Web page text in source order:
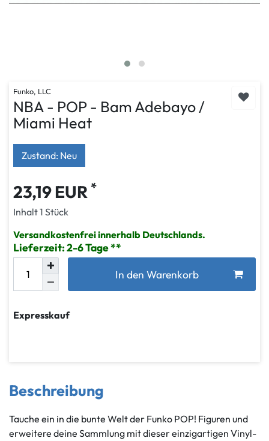
Funko, LLC
NBA - POP - Bam Adebayo /
Miami Heat
Zustand: Neu
23,19 EUR *
Inhalt1 Stück
Versandkostenfrei innerhalb Deutschlands.
Lieferzeit: 2-6 Tage
In den Warenkorb
Expresskauf
Beschreibung
Tauche ein in die bunte Welt der Funko POP! Figuren und
erweitere deine Sammlung mit dieser einzigartigen Vinyl-